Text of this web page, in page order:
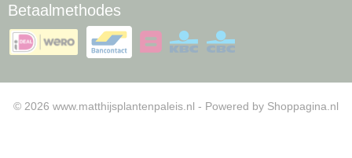
Betaalmethodes
© 2026 www.matthijsplantenpaleis.nl - Powered by Shoppagina.nl